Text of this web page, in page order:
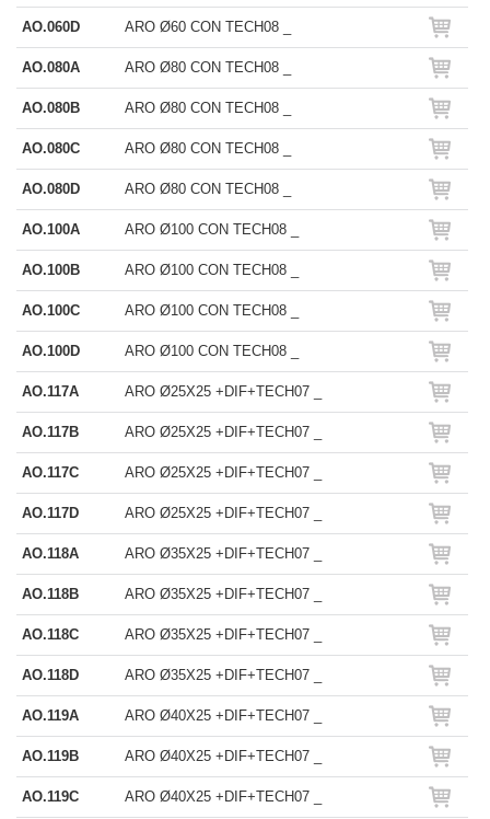
AO.060D ARO Ø60 CON TECH08 _
AO.080A ARO Ø80 CON TECH08 _
AO.080B ARO Ø80 CON TECH08 _
AO.080C ARO Ø80 CON TECH08 _
AO.080D ARO Ø80 CON TECH08 _
AO.100A ARO Ø100 CON TECH08 _
AO.100B ARO Ø100 CON TECH08 _
AO.100C ARO Ø100 CON TECH08 _
AO.100D ARO Ø100 CON TECH08 _
AO.117A ARO Ø25X25 +DIF+TECH07 _
AO.117B ARO Ø25X25 +DIF+TECH07 _
AO.117C ARO Ø25X25 +DIF+TECH07 _
AO.117D ARO Ø25X25 +DIF+TECH07 _
AO.118A ARO Ø35X25 +DIF+TECH07 _
AO.118B ARO Ø35X25 +DIF+TECH07 _
AO.118C ARO Ø35X25 +DIF+TECH07 _
AO.118D ARO Ø35X25 +DIF+TECH07 _
AO.119A ARO Ø40X25 +DIF+TECH07 _
AO.119B ARO Ø40X25 +DIF+TECH07 _
AO.119C ARO Ø40X25 +DIF+TECH07 _